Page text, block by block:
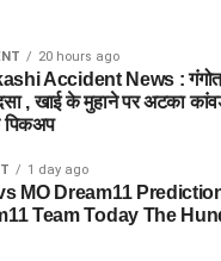
से लैस करने की योजना है।
पड़ने पर प्राथमिक विद्यालय
है। इस पहल का मकसद सिर्फ
नहीं, बल्कि उन्हें ऐसा वातावरण
सम्मानित और परिवार का
हो रही है तलाश
20 hours ago
Accident News :
, खाई के मुहाने पर अटका
पिकअप
1 day ago
MO Dream11
Team Today The